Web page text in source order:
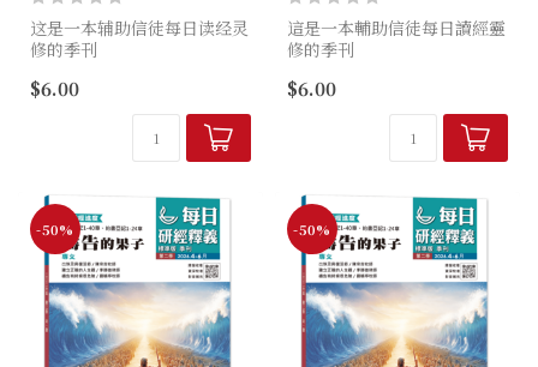
这是一本辅助信徒每日读经灵
修的季刊
理，
养成读经习惯，突破灵修艰
$6.00
這是一本輔助信徒每日讀經靈
修的季刊
理，
養成讀經習慣，突破靈修艱
$6.00
-50% -50%